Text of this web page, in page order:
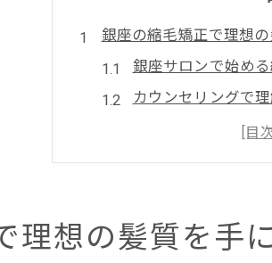
銀座の縮毛矯正で理想
銀座サロンで始め
カウンセリングで
縮毛矯正前の準備
あなたの髪に合っ
初めての縮毛矯正
最新技術が光る銀座の
理想の髪質を手